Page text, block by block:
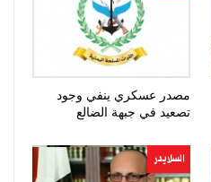
مصدر عسكري ينفي وجود
تصعيد في جبهة الضالع
السلايدر